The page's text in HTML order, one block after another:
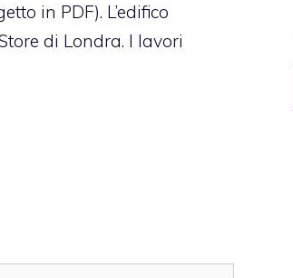
in PDF). L’edifico
di Londra. I lavori